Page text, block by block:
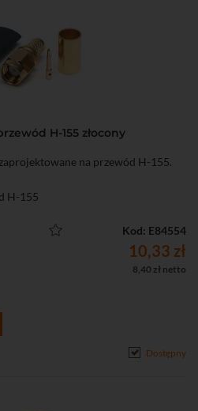
H-155 złocony
na przewód H-155.
H-155
Kod: E84554
10,33 zł
8,40 zł netto
Dostępny